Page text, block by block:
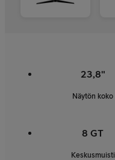
23,8"
Näytön koko
8 GT
Keskusmuisti